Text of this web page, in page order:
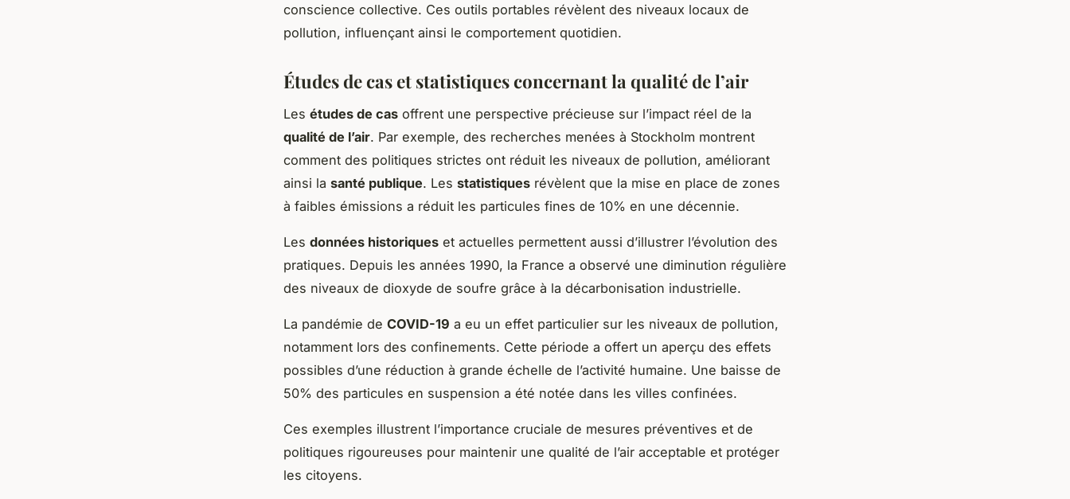
conscience collective. Ces outils portables révèlent des niveaux locaux de
pollution, influençant ainsi le comportement quotidien.
Études de cas et statistiques concernant la qualité de l’air
Les études de cas offrent une perspective précieuse sur l’impact réel de la
qualité de l’air. Par exemple, des recherches menées à Stockholm montrent
comment des politiques strictes ont réduit les niveaux de pollution, améliorant
ainsi la santé publique. Les statistiques révèlent que la mise en place de zones
à faibles émissions a réduit les particules fines de 10% en une décennie.
Les données historiques et actuelles permettent aussi d’illustrer l’évolution des
pratiques. Depuis les années 1990, la France a observé une diminution régulière
des niveaux de dioxyde de soufre grâce à la décarbonisation industrielle.
La pandémie de COVID-19 a eu un effet particulier sur les niveaux de pollution,
notamment lors des confinements. Cette période a offert un aperçu des effets
possibles d’une réduction à grande échelle de l’activité humaine. Une baisse de
50% des particules en suspension a été notée dans les villes confinées.
Ces exemples illustrent l’importance cruciale de mesures préventives et de
politiques rigoureuses pour maintenir une qualité de l’air acceptable et protéger
les citoyens.